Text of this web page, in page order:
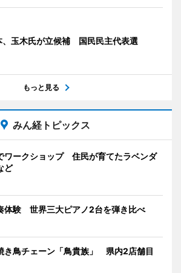
、玉木氏が立候補 国民民主代表選
もっと見る
みん経トピックス
ワークショップ 住民が育てたラベンダ
ど
体験 世界三大ピアノ2台を弾き比べ
き鳥チェーン「鳥貴族」 県内2店舗目